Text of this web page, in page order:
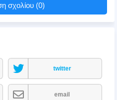
σχολίου (0)
twitter
email